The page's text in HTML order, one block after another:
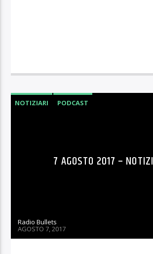
NOTIZIARI PODCAST
7 AGOSTO 2017 –
Radio Bullets
AGOSTO 7, 2017